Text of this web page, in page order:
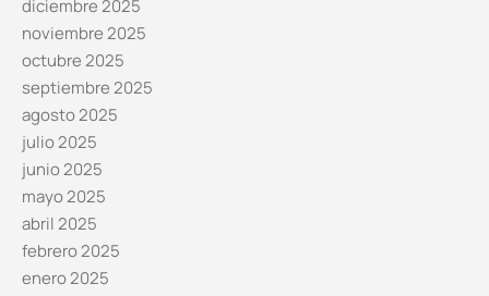
diciembre 2025
noviembre 2025
octubre 2025
septiembre 2025
agosto 2025
julio 2025
junio 2025
mayo 2025
abril 2025
febrero 2025
enero 2025